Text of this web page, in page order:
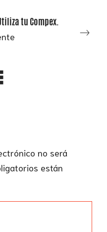
tu Compex.
no será
están